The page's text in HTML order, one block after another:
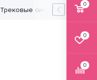
Трековые системы
0
0
0